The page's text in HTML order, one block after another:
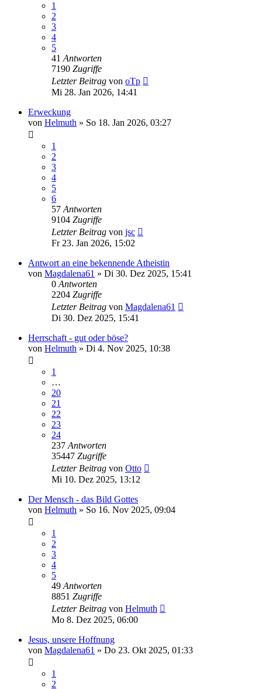
1
2
3
4
5
41 Antworten
7190 Zugriffe
Letzter Beitrag von oTp
Mi 28. Jan 2026, 14:41
Erweckung
von Helmuth » So 18. Jan 2026, 03:27
1
2
3
4
5
6
57 Antworten
9104 Zugriffe
Letzter Beitrag von jsc
Fr 23. Jan 2026, 15:02
Antwort an eine bekennende Atheistin
von Magdalena61 » Di 30. Dez 2025, 15:41
0 Antworten
2204 Zugriffe
Letzter Beitrag von Magdalena61
Di 30. Dez 2025, 15:41
Herrschaft - gut oder böse?
von Helmuth » Di 4. Nov 2025, 10:38
1
…
20
21
22
23
24
237 Antworten
35447 Zugriffe
Letzter Beitrag von Otto
Mi 10. Dez 2025, 13:12
Der Mensch - das Bild Gottes
von Helmuth » So 16. Nov 2025, 09:04
1
2
3
4
5
49 Antworten
8851 Zugriffe
Letzter Beitrag von Helmuth
Mo 8. Dez 2025, 06:00
Jesus, unsere Hoffnung
von Magdalena61 » Do 23. Okt 2025, 01:33
1
2